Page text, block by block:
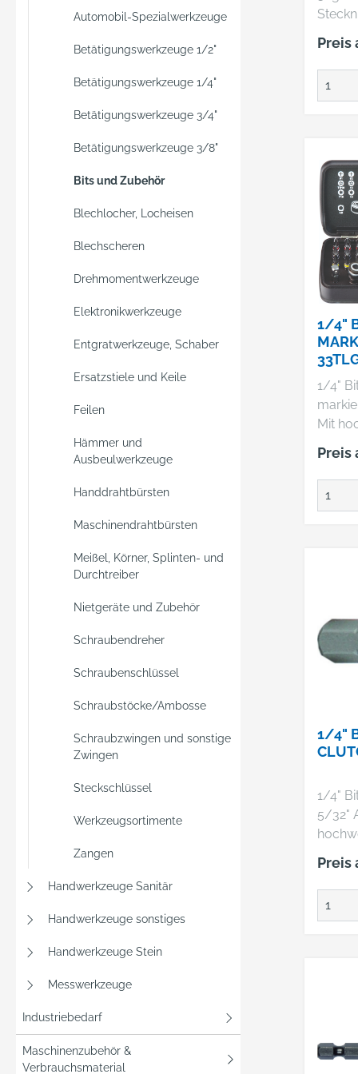
Automobil-Spezialwerkzeuge
Betätigungswerkzeuge 1/2"
Betätigungswerkzeuge 1/4"
Betätigungswerkzeuge 3/4"
Betätigungswerkzeuge 3/8"
Bits und Zubehör
Blechlocher, Locheisen
Blechscheren
Drehmomentwerkzeuge
Elektronikwerkzeuge
Entgratwerkzeuge, Schaber
Ersatzstiele und Keile
Feilen
Hämmer und
Ausbeulwerkzeuge
Handdrahtbürsten
Maschinendrahtbürsten
Meißel, Körner, Splinten- und
Durchtreiber
Nietgeräte und Zubehör
Schraubendreher
Schraubenschlüssel
Schraubstöcke/Ambosse
Schraubzwingen und sonstige
Zwingen
Steckschlüssel
Werkzeugsortimente
Zangen
Handwerkzeuge Sanitär
Handwerkzeuge sonstiges
Handwerkzeuge Stein
Messwerkzeuge
Industriebedarf
Maschinenzubehör &
Verbrauchsmaterial
1/2"
lange
[1/4"]
x 10
x 12,5
Preis
1/4"
1/4"
Mit
Mini-
und
des
aus
und
Color-
PH 1
Ring
Preis
1/4"
1/4"
5/32"
ideal
für
Preis